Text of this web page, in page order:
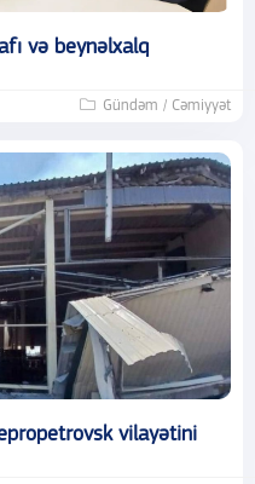
və beynəlxalq
Gündəm / Cəmiyyət
vilayətini